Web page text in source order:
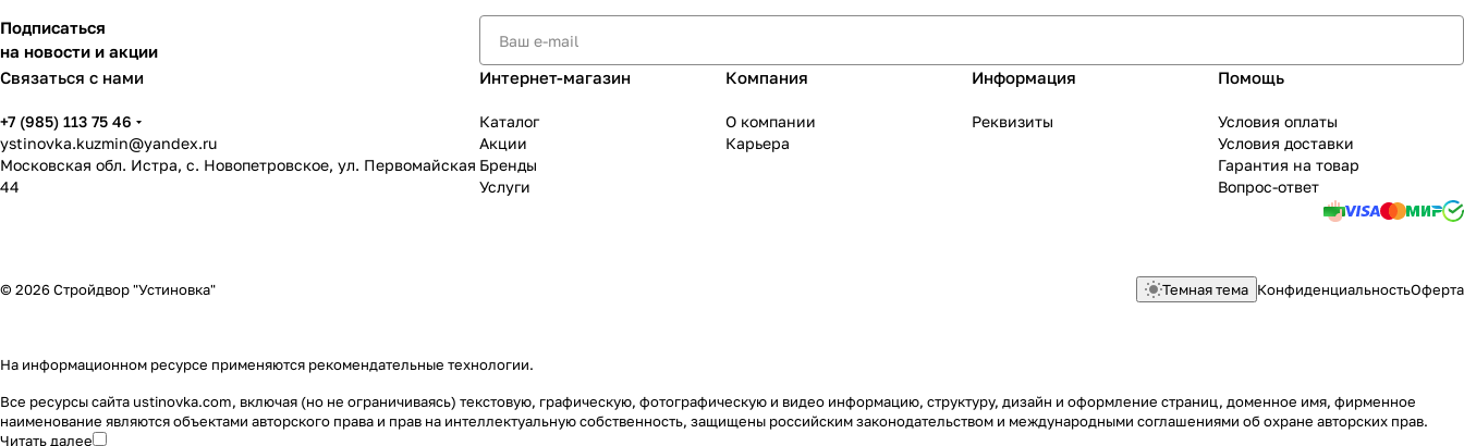
Подписаться
на новости и акции
Связаться с нами
+7 (985) 113 75 46
ystinovka.kuzmin@yandex.ru
Московская обл. Истра, с. Новопетровское, ул. Первомайская
44
Интернет-магазин
Каталог
Акции
Бренды
Услуги
Компания
О компании
Карьера
Информация
Реквизиты
Помощь
Условия оплаты
Условия доставки
Гарантия на товар
Вопрос-ответ
© 2026 Стройдвор "Устиновка" Темная тема КонфиденциальностьОферта
На информационном ресурсе применяются рекомендательные технологии.
Все ресурсы сайта ustinovka.com, включая (но не ограничиваясь) текстовую, графическую, фотографическую и видео информацию, структуру, дизайн и оформление страниц, доменное имя, фирменное
наименование являются объектами авторского права и прав на интеллектуальную собственность, защищены российским законодательством и международными соглашениями об охране авторских прав.
Читать далее